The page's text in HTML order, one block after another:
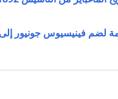
لضم فينيسيوس جونيور